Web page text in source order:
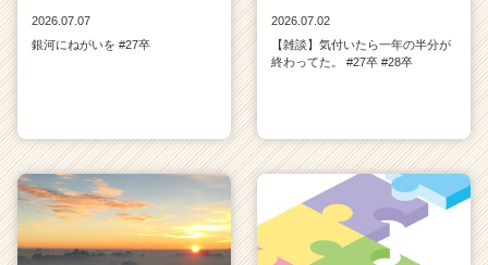
2026.07.07
銀河にねがいを #27卒
2026.07.02
【雑談】気付いたら一年の半分が
終わってた。 #27卒 #28卒